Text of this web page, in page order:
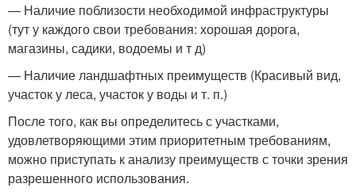
— Наличие поблизости необходимой инфраструктуры
(тут у каждого свои требования: хорошая дорога,
магазины, садики, водоемы и т д)
— Наличие ландшафтных преимуществ (Красивый вид,
участок у леса, участок у воды и т. п.)
После того, как вы определитесь с участками,
удовлетворяющими этим приоритетным требованиям,
можно приступать к анализу преимуществ с точки зрения
разрешенного использования.